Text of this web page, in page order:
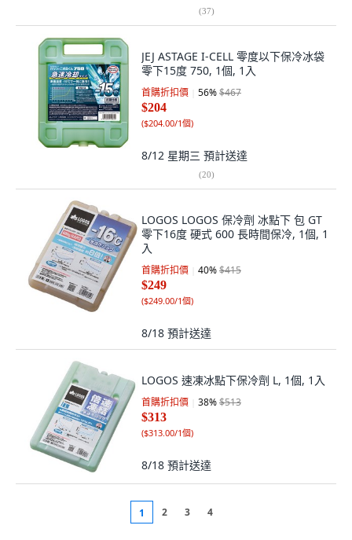
(37)
JEJ ASTAGE I-CELL 零度以下保冷冰袋
零下15度 750, 1個, 1入
首購折扣價 56%$467
$204
($204.00/1個)
8/12 星期三 預計送達
(20)
LOGOS LOGOS 保冷劑 冰點下 包 GT
零下16度 硬式 600 長時間保冷, 1個, 1
入
首購折扣價 40%$415
$249
($249.00/1個)
8/18 預計送達
LOGOS 速凍冰點下保冷劑 L, 1個, 1入
首購折扣價 38%$513
$313
($313.00/1個)
8/18 預計送達
1 2 3 4